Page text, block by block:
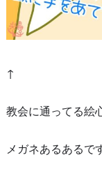
↑
教会に通ってる絵
メガネあるあるで